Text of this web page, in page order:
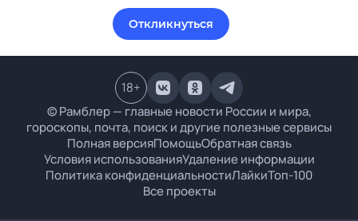
Откликнуться
© Рамблер — главные новости России и мира,
гороскопы, почта, поиск и другие полезные сервисы
Полная версияПомощьОбратная связь
Условия использованияУдаление информации
Политика конфиденциальностиЛайкиТоп-100
Все проекты
18+